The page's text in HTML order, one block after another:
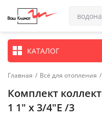
КАТАЛОГ
Главная / Всё для отопления /
Комплект
1 1" x 3/4"E /3